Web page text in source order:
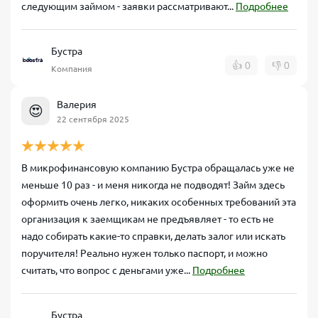
следующим займом - заявки рассматривают... Подробнее
Бустра
Компания 👍 0 👎 0
😍 Валерия
22 сентября 2025
В микрофинансовую компанию Бустра обращалась уже не
меньше 10 раз - и меня никогда не подводят! Займ здесь
оформить очень легко, никаких особенных требований эта
организация к заемщикам не предъявляет - то есть не
надо собирать какие-то справки, делать залог или искать
поручителя! Реально нужен только паспорт, и можно
считать, что вопрос с деньгами уже... Подробнее
Бустра